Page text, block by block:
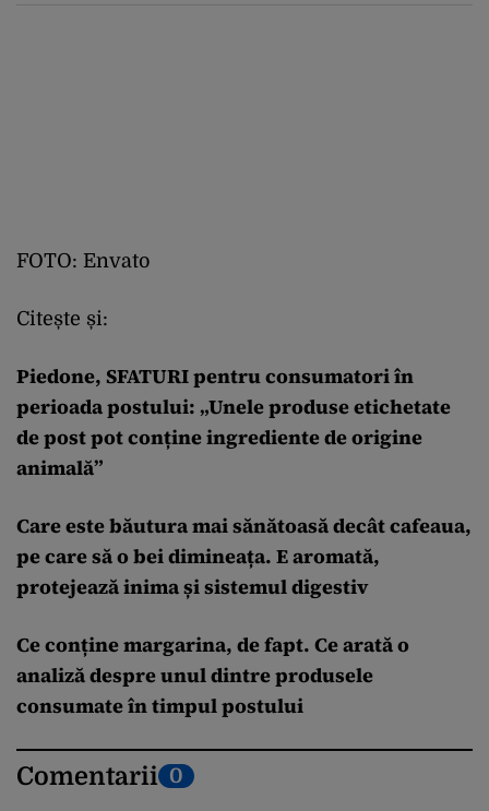
FOTO: Envato
Citește și:
Piedone, SFATURI pentru consumatori în
perioada postului: „Unele produse etichetate
de post pot conține ingrediente de origine
animală”
Care este băutura mai sănătoasă decât cafeaua,
pe care să o bei dimineața. E aromată,
protejează inima și sistemul digestiv
Ce conține margarina, de fapt. Ce arată o
analiză despre unul dintre produsele
consumate în timpul postului
Comentarii 0